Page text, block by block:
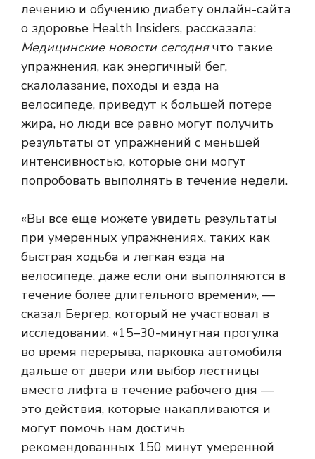
лечению и обучению диабету онлайн-сайта
о здоровье Health Insiders, рассказала:
Медицинские новости сегоднячто такие
упражнения, как энергичный бег,
скалолазание, походы и езда на
велосипеде, приведут к большей потере
жира, но люди все равно могут получить
результаты от упражнений с меньшей
интенсивностью, которые они могут
попробовать выполнять в течение недели.
«Вы все еще можете увидеть результаты
при умеренных упражнениях, таких как
быстрая ходьба и легкая езда на
велосипеде, даже если они выполняются в
течение более длительного времени», —
сказал Бергер, который не участвовал в
исследовании. «15–30-минутная прогулка
во время перерыва, парковка автомобиля
дальше от двери или выбор лестницы
вместо лифта в течение рабочего дня —
это действия, которые накапливаются и
могут помочь нам достичь
рекомендованных 150 минут умеренной